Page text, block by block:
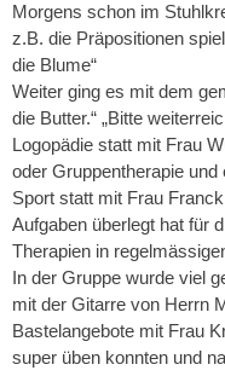
Morgens schon im
z.B. die Präpositionen
die Blume“
Weiter ging es mit dem
die Butter.“ „Bitte
Logopädie statt mit Frau
oder Gruppentherapie
Sport statt mit Frau
Aufgaben überlegt hat für
Therapien in
In der Gruppe wurde viel
mit der Gitarre von Herrn
Bastelangebote mit Frau
super üben konnten und